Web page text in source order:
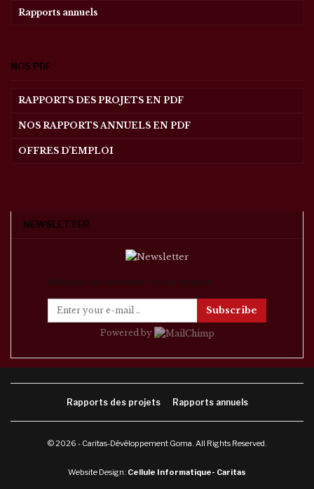
Rapports annuels
NOS PDF
RAPPORTS DES PROJETS EN PDF
NOS RAPPORTS ANNUELS EN PDF
OFFRES D’EMPLOI
NEWSLETTER
Subscribe our newsletter to stay updated.
Subscribe
Powered by
Rapports des projets Rapports annuels
© 2026 - Caritas-Dévéloppement Goma. All Rights Reserved.
Website Design: Cellule Informatique- Caritas